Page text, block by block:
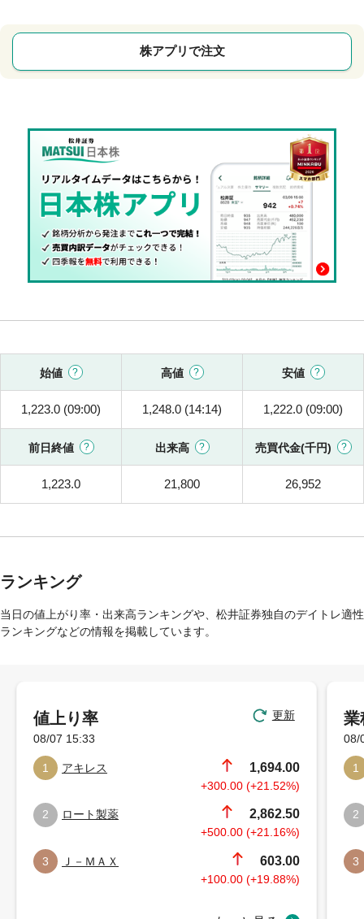
株アプリで注文
始値 高値 安値
1,223.0 (09:00) 1,248.0 (14:14) 1,222.0 (09:00)
前日終値 出来高 売買代金(千円)
1,223.0 21,800 26,952
ランキング
当日の値上がり率・出来高ランキングや、松井証券独自のデイトレ適性
ランキングなどの情報を掲載しています。